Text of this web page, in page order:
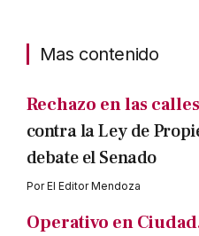
Mas contenido
Rechazo en las
contra la Ley de
debate el Senado
PorEl Editor Mendoza
Operativo en